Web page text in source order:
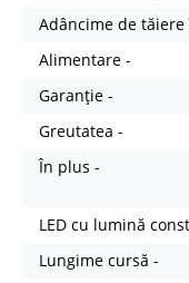
Adâncime de
Alimentare -
Garanție -
Greutatea -
În plus -
LED cu lumină
Lungime cursă -